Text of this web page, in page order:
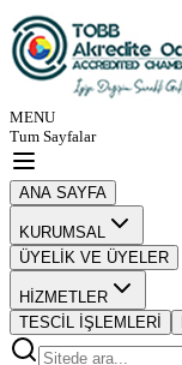
MENU
Tum Sayfalar
ANA SAYFA
KURUMSAL
ÜYELİK VE ÜYELER
HİZMETLER
TESCİL İŞLEMLERİ